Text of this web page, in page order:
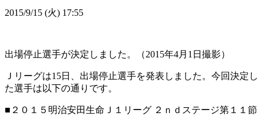
2015/9/15 (火) 17:55
出場停止選手が決定しました。（2015年4月1日撮影）
Ｊリーグは15日、出場停止選手を発表しました。今回決定し
た選手は以下の通りです。
■２０１５明治安田生命Ｊ１リーグ ２ｎｄステージ第１１節